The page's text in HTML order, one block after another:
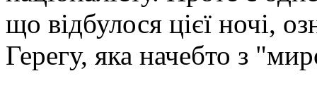
що відбулося цієї ночі,
Герегу, яка начебто з